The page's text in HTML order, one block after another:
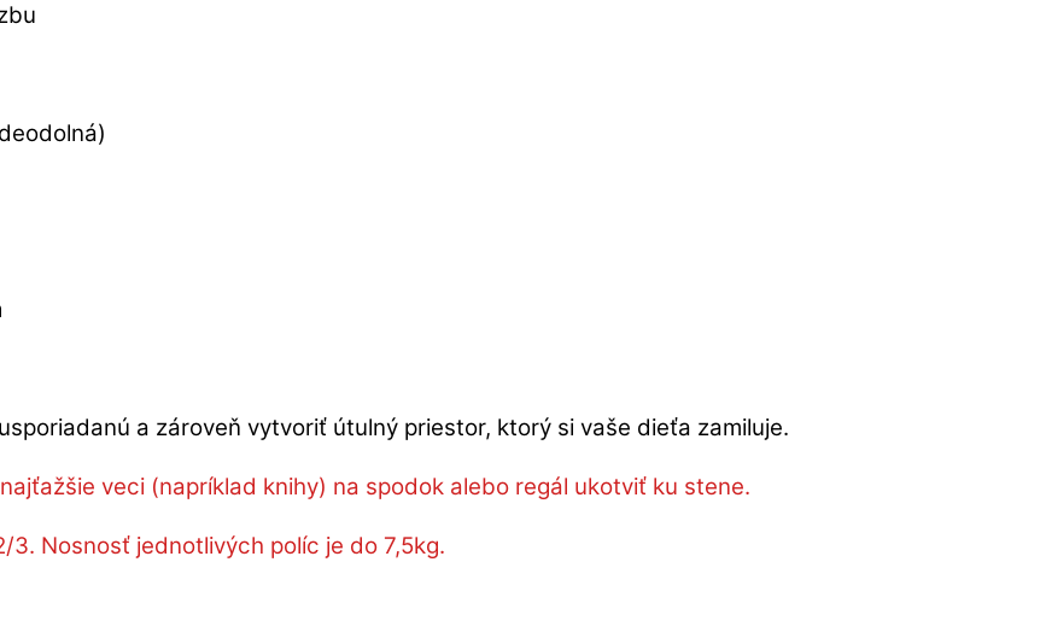
a zároveň vytvoriť útulný priestor, ktorý si vaše dieťa zamiluje.
veci (napríklad knihy) na spodok alebo regál ukotviť ku stene.
Nosnosť jednotlivých políc je do 7,5kg.